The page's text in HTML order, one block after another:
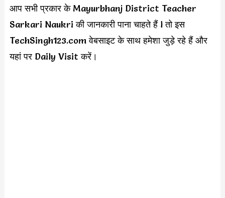
आप सभी प्रकार के Mayurbhanj District Teacher
Sarkari Naukri की जानकारी पाना चाहते हैं l तो इस
TechSingh123.com वेबसाइट के साथ हमेशा जुड़े रहे हैं और
यहां पर Daily Visit करें।